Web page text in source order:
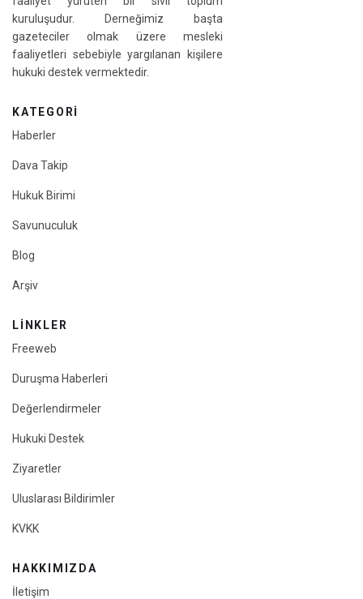
kuruluşudur. Derneğimiz başta
gazeteciler olmak üzere mesleki
faaliyetleri sebebiyle yargılanan kişilere
hukuki destek vermektedir.
KATEGORI
Haberler
Dava Takip
Hukuk Birimi
Savunuculuk
Blog
Arşiv
LINKLER
Freeweb
Duruşma Haberleri
Değerlendirmeler
Hukuki Destek
Ziyaretler
Uluslarası Bildirimler
KVKK
HAKKIMIZDA
İletişim